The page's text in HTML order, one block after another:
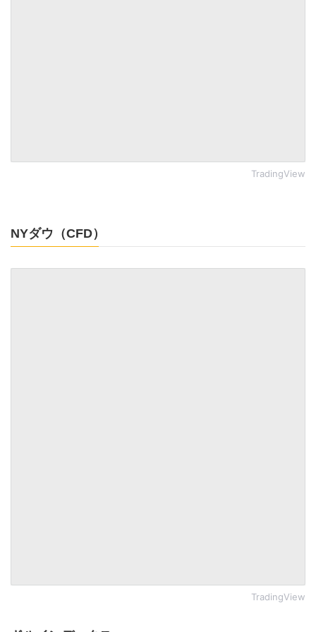
TradingView
NYダウ（CFD）
TradingView